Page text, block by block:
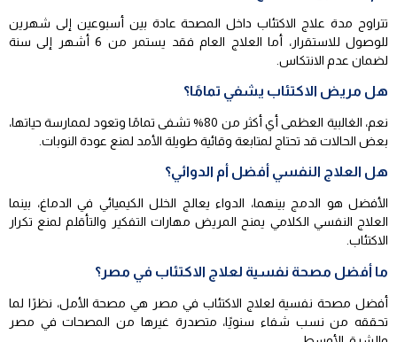
تتراوح مدة علاج الاكتئاب داخل المصحة عادة بين أسبوعين إلى شهرين
للوصول للاستقرار، أما العلاج العام فقد يستمر من 6 أشهر إلى سنة
لضمان عدم الانتكاس.
هل مريض الاكتئاب يشفي تمامًا؟
نعم، الغالبية العظمى أي أكثر من 80% تشفى تمامًا وتعود لممارسة حياتها،
بعض الحالات قد تحتاج لمتابعة وقائية طويلة الأمد لمنع عودة النوبات.
هل العلاج النفسي أفضل أم الدوائي؟
الأفضل هو الدمج بينهما، الدواء يعالج الخلل الكيميائي في الدماغ، بينما
العلاج النفسي الكلامي يمنح المريض مهارات التفكير والتأقلم لمنع تكرار
الاكتئاب.
ما أفضل مصحة نفسية لعلاج الاكتئاب في مصر؟
أفضل مصحة نفسية لعلاج الاكتئاب في مصر هي مصحة الأمل، نظرًا لما
تحققه من نسب شفاء سنويًا، متصدرة غيرها من المصحات في مصر